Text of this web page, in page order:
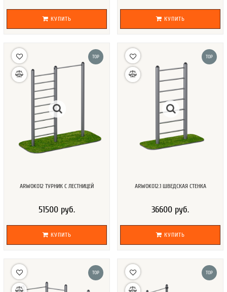
КУПИТЬ КУПИТЬ
TOP
ARWOK012 ТУРНИК С ЛЕСТНИЦЕЙ
51500 руб.
КУПИТЬ
TOP
ARWOK012.1 ШВЕДСКАЯ СТЕНКА
36600 руб.
КУПИТЬ
TOP TOP